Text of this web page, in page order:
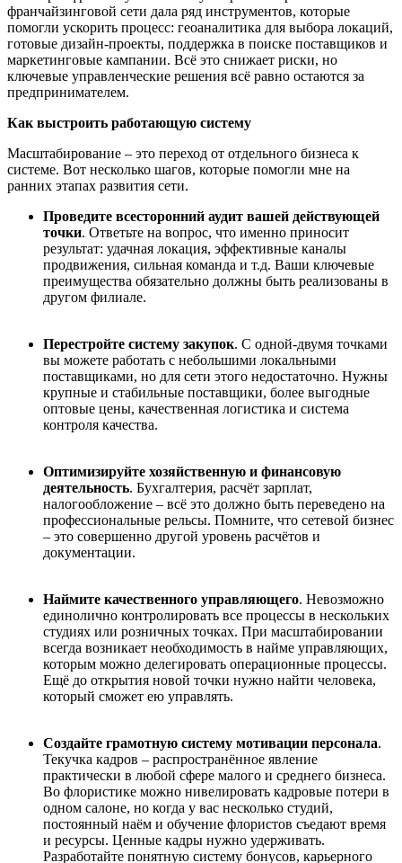
франчайзинговой сети дала ряд инструментов, которые
помогли ускорить процесс: геоаналитика для выбора локаций,
готовые дизайн-проекты, поддержка в поиске поставщиков и
маркетинговые кампании. Всё это снижает риски, но
ключевые управленческие решения всё равно остаются за
предпринимателем.
Как выстроить работающую систему
Масштабирование – это переход от отдельного бизнеса к
системе. Вот несколько шагов, которые помогли мне на
ранних этапах развития сети.
Проведите всесторонний аудит вашей действующей
точки. Ответьте на вопрос, что именно приносит
результат: удачная локация, эффективные каналы
продвижения, сильная команда и т.д. Ваши ключевые
преимущества обязательно должны быть реализованы в
другом филиале.
Перестройте систему закупок. С одной-двумя точками
вы можете работать с небольшими локальными
поставщиками, но для сети этого недостаточно. Нужны
крупные и стабильные поставщики, более выгодные
оптовые цены, качественная логистика и система
контроля качества.
Оптимизируйте хозяйственную и финансовую
деятельность. Бухгалтерия, расчёт зарплат,
налогообложение – всё это должно быть переведено на
профессиональные рельсы. Помните, что сетевой бизнес
– это совершенно другой уровень расчётов и
документации.
Наймите качественного управляющего. Невозможно
единолично контролировать все процессы в нескольких
студиях или розничных точках. При масштабировании
всегда возникает необходимость в найме управляющих,
которым можно делегировать операционные процессы.
Ещё до открытия новой точки нужно найти человека,
который сможет ею управлять.
Создайте грамотную систему мотивации персонала.
Текучка кадров – распространённое явление
практически в любой сфере малого и среднего бизнеса.
Во флористике можно нивелировать кадровые потери в
одном салоне, но когда у вас несколько студий,
постоянный наём и обучение флористов съедают время
и ресурсы. Ценные кадры нужно удерживать.
Разработайте понятную систему бонусов, карьерного